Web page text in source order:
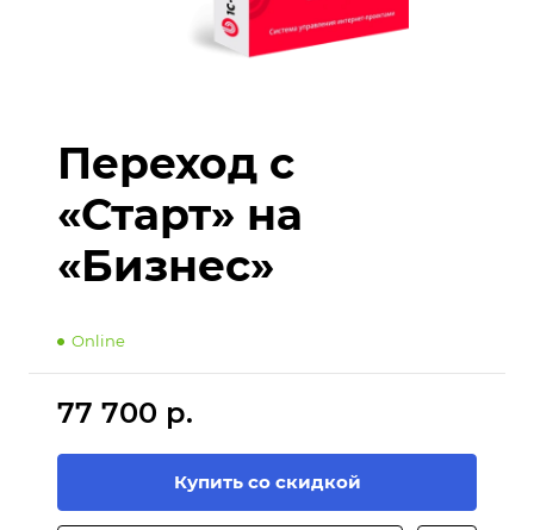
Переход с
«Старт» на
«Бизнес»
Online
77 700 р.
Купить со скидкой